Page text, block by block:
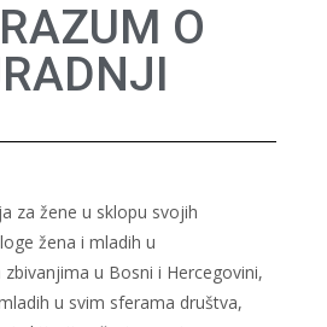
O
za žene u sklopu svojih
žena i mladih u
u Bosni i Hercegovini,
u svim sferama društva,